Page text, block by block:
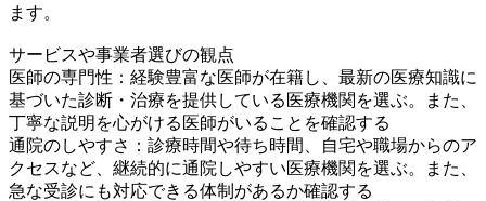
ます。
サービスや事業者選びの観点
医師の専門性：経験豊富な医師が在籍し、最新の医療知識に
基づいた診断・治療を提供している医療機関を選ぶ。また、
丁寧な説明を心がける医師がいることを確認する
通院のしやすさ：診療時間や待ち時間、自宅や職場からのア
クセスなど、継続的に通院しやすい医療機関を選ぶ。また、
急な受診にも対応できる体制があるか確認する